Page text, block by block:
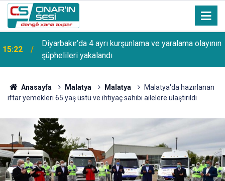
15:22
Diyarbakır’da 4 ayrı kurşunlama ve yaralama olayının
şüphelileri yakalandı
Anasayfa Malatya Malatya
Malatya'da hazırlanan
iftar yemekleri 65 yaş üstü ve ihtiyaç sahibi ailelere ulaştırıldı